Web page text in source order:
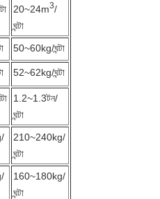
20~24m3/
ঘন্টা
50~60kg/ঘন্টা
52~62kg/ঘন্টা
1.2~1.3টন/
ঘন্টা
210~240kg/
ঘন্টা
160~180kg/
ঘন্টা